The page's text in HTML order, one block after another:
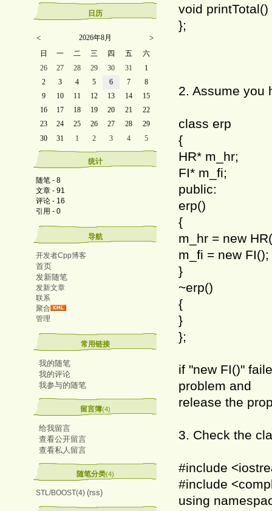
日历
< 2026年8月 >
日 一 二 三 四 五
六
26
27 28 29 30 31
1
2
3 4 5 6 7
8
9
10 11 12 13 14
15
16
17 18 19 20 21
22
23
24 25 26 27 28
29
30
31 1 2 3 4 5
统计
随笔 - 8
文章 - 91
评论 - 16
引用 - 0
导航
开发者Cpp博客
首页
发新随笔
发新文章
联系
聚合
管理
常用链接
我的随笔
我的评论
我参与的随笔
留言簿(4)
给我留言
查看公开留言
查看私人留言
随笔分类(4)
STL/BOOST(4) (rss)
void
};
2. Assume you
class erp
{
HR* m_hr;
FI* m_fi;
public:
erp()
{
m_hr = new
m_fi = new FI();
}
~erp()
{
}
};
if "new FI()"
problem and
release the
3. Check the
#include
#include
using